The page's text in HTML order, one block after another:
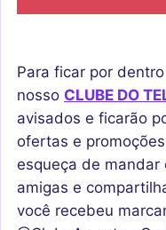
Para ficar por
nosso CLUBE DO
avisados ​​e ficarão
ofertas e
esqueça de mandar
amigas e
você recebeu